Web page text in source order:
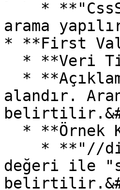
arama
* **First
alandır.
değeri ile